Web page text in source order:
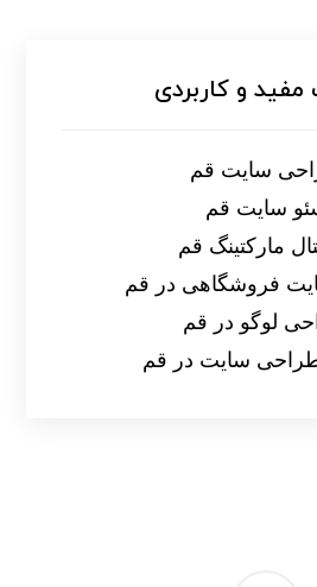
مفید و کاربردی
سایت قم
سایت قم
مارکتینگ قم
فروشگاهی در قم
لوگو در قم
سایت در قم